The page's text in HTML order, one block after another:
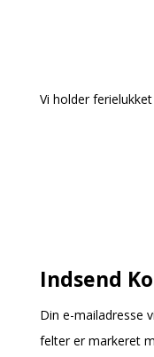
Vi holder
Indsend
Din e-mailadresse
felter er markeret